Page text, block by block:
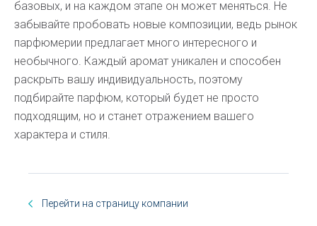
базовых, и на каждом этапе он может меняться. Не
забывайте пробовать новые композиции, ведь рынок
парфюмерии предлагает много интересного и
необычного. Каждый аромат уникален и способен
раскрыть вашу индивидуальность, поэтому
подбирайте парфюм, который будет не просто
подходящим, но и станет отражением вашего
характера и стиля.
Перейти на страницу компании